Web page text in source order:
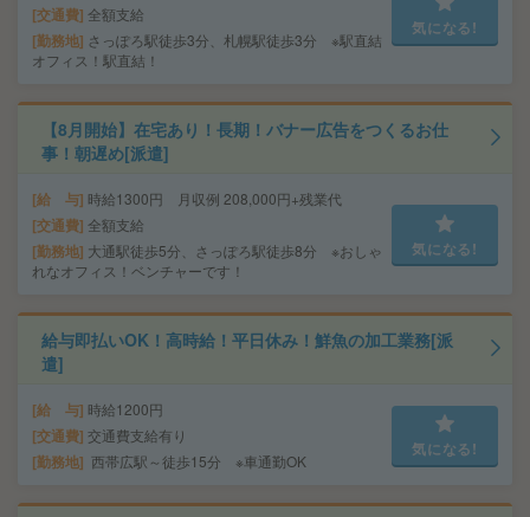
交通費 全額支給
勤務地 さっぽろ駅徒歩3分、札幌駅徒歩3分 ※駅直結
オフィス！駅直結！
気になる!
【8月開始】在宅あり！長期！バナー広告をつくるお仕
事！朝遅め[派遣]
給 与 時給1300円 月収例 208,000円+残業代
交通費 全額支給
勤務地 大通駅徒歩5分、さっぽろ駅徒歩8分 ※おしゃ
れなオフィス！ベンチャーです！
気になる!
給与即払いOK！高時給！平日休み！鮮魚の加工業務[派
遣]
給 与 時給1200円
交通費 交通費支給有り
勤務地 西帯広駅～徒歩15分 ※車通勤OK
気になる!